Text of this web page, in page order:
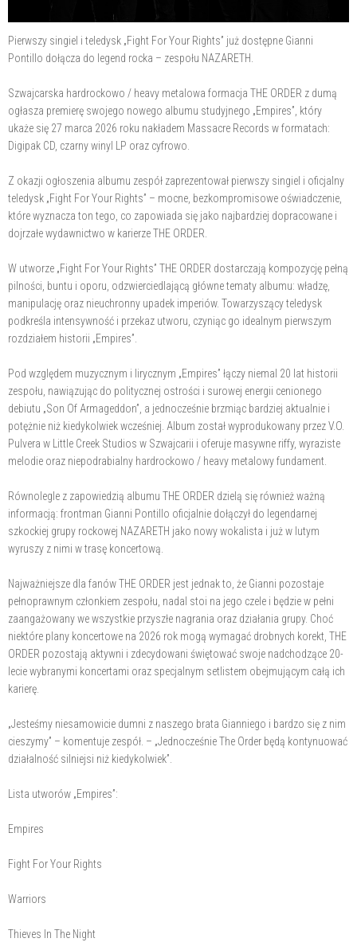
Pierwszy singiel i teledysk „Fight For Your Rights” już dostępne Gianni
Pontillo dołącza do legend rocka – zespołu NAZARETH.
Szwajcarska hardrockowo / heavy metalowa formacja THE ORDER z dumą
ogłasza premierę swojego nowego albumu studyjnego „Empires”, który
ukaże się 27 marca 2026 roku nakładem Massacre Records w formatach:
Digipak CD, czarny winyl LP oraz cyfrowo.
Z okazji ogłoszenia albumu zespół zaprezentował pierwszy singiel i oficjalny
teledysk „Fight For Your Rights” – mocne, bezkompromisowe oświadczenie,
które wyznacza ton tego, co zapowiada się jako najbardziej dopracowane i
dojrzałe wydawnictwo w karierze THE ORDER.
W utworze „Fight For Your Rights” THE ORDER dostarczają kompozycję pełną
pilności, buntu i oporu, odzwierciedlającą główne tematy albumu: władzę,
manipulację oraz nieuchronny upadek imperiów. Towarzyszący teledysk
podkreśla intensywność i przekaz utworu, czyniąc go idealnym pierwszym
rozdziałem historii „Empires”.
Pod względem muzycznym i lirycznym „Empires” łączy niemal 20 lat historii
zespołu, nawiązując do politycznej ostrości i surowej energii cenionego
debiutu „Son Of Armageddon”, a jednocześnie brzmiąc bardziej aktualnie i
potężnie niż kiedykolwiek wcześniej. Album został wyprodukowany przez V.O.
Pulvera w Little Creek Studios w Szwajcarii i oferuje masywne riffy, wyraziste
melodie oraz niepodrabialny hardrockowo / heavy metalowy fundament.
Równolegle z zapowiedzią albumu THE ORDER dzielą się również ważną
informacją: frontman Gianni Pontillo oficjalnie dołączył do legendarnej
szkockiej grupy rockowej NAZARETH jako nowy wokalista i już w lutym
wyruszy z nimi w trasę koncertową.
Najważniejsze dla fanów THE ORDER jest jednak to, że Gianni pozostaje
pełnoprawnym członkiem zespołu, nadal stoi na jego czele i będzie w pełni
zaangażowany we wszystkie przyszłe nagrania oraz działania grupy. Choć
niektóre plany koncertowe na 2026 rok mogą wymagać drobnych korekt, THE
ORDER pozostają aktywni i zdecydowani świętować swoje nadchodzące 20-
lecie wybranymi koncertami oraz specjalnym setlistem obejmującym całą ich
karierę.
„Jesteśmy niesamowicie dumni z naszego brata Gianniego i bardzo się z nim
cieszymy” – komentuje zespół. – „Jednocześnie The Order będą kontynuować
działalność silniejsi niż kiedykolwiek”.
Lista utworów „Empires”:
Empires
Fight For Your Rights
Warriors
Thieves In The Night